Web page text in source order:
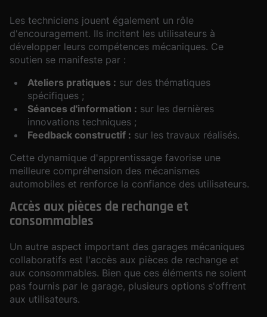
Les techniciens jouent également un rôle
d'encouragement. Ils incitent les utilisateurs à
développer leurs compétences mécaniques. Ce
soutien se manifeste par :
Ateliers pratiques : sur des thématiques
spécifiques ;
Séances d'information : sur les dernières
innovations techniques ;
Feedback constructif : sur les travaux réalisés.
Cette dynamique d'apprentissage favorise une
meilleure compréhension des mécanismes
automobiles et renforce la confiance des utilisateurs.
Accès aux pièces de rechange et
consommables
Un autre aspect important des garages mécaniques
collaboratifs est l'accès aux pièces de rechange et
aux consommables. Bien que ces éléments ne soient
pas fournis par le garage, plusieurs options s'offrent
aux utilisateurs.